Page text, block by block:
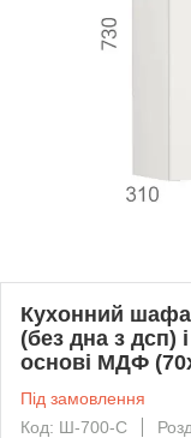
Кухонний
(без дна з дсп)
основі МДФ
Під замовлення
Код: Ш-700-С